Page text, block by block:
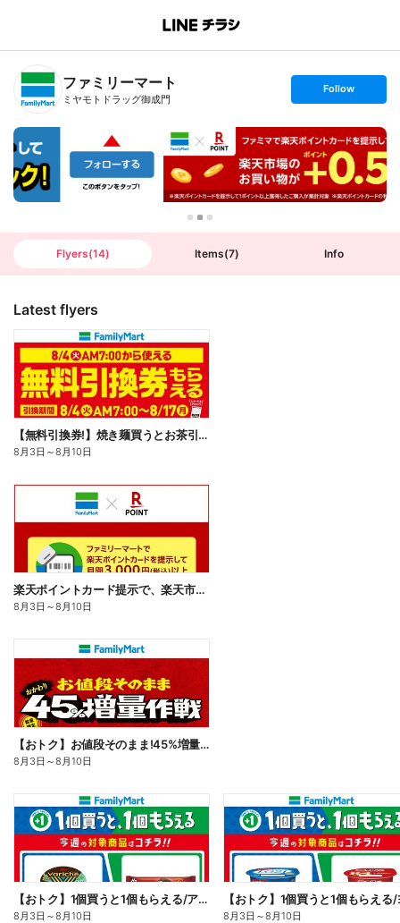
B
n
T
ファミリーマート
ミヤモトドラッグ御成門
s
t
o
l
l
o
w
Follow
Flyers(14) Items(7) Info
Latest flyers
【無料引換券!】焼き麺買うとお茶引換券貰える!
8月3日 ～8月10日
楽天ポイントカード提示で、楽天市場でのお買い物がおトクに!
8月3日 ～8月10日
【おトク】お値段そのまま!45%増量作戦!
8月3日 ～8月10日
【おトク】1個買うと1個もらえる/アイス
8月3日 ～8月10日 8月3日 ～8月10日